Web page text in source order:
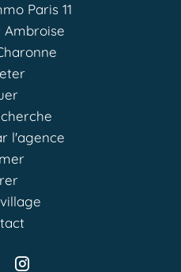
Paris 11
Ambroise
l'agence